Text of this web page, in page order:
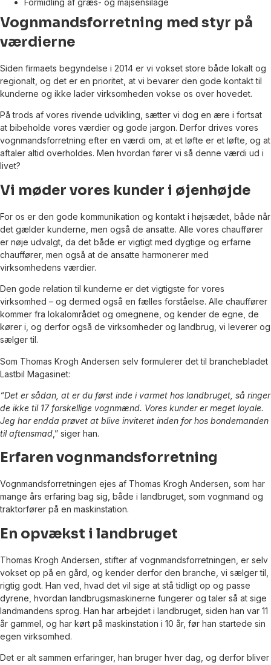
Formidling af græs- og majsensilage
Vognmandsforretning med styr på
værdierne
Siden firmaets begyndelse i 2014 er vi vokset store både lokalt og
regionalt, og det er en prioritet, at vi bevarer den gode kontakt til
kunderne og ikke lader virksomheden vokse os over hovedet.
På trods af vores rivende udvikling, sætter vi dog en ære i fortsat
at bibeholde vores værdier og gode jargon. Derfor drives vores
vognmandsforretning efter en værdi om, at et løfte er et løfte, og at
aftaler altid overholdes. Men hvordan fører vi så denne værdi ud i
livet?
Vi møder vores kunder i øjenhøjde
For os er den gode kommunikation og kontakt i højsædet, både når
det gælder kunderne, men også de ansatte. Alle vores chauffører
er nøje udvalgt, da det både er vigtigt med dygtige og erfarne
chauffører, men også at de ansatte harmonerer med
virksomhedens værdier.
Den gode relation til kunderne er det vigtigste for vores
virksomhed – og dermed også en fælles forståelse. Alle chauffører
kommer fra lokalområdet og omegnene, og kender de egne, de
kører i, og derfor også de virksomheder og landbrug, vi leverer og
sælger til.
Som Thomas Krogh Andersen selv formulerer det til branchebladet
Lastbil Magasinet:
“Det er sådan, at er du først inde i varmet hos landbruget, så ringer
de ikke til 17 forskellige vognmænd. Vores kunder er meget loyale.
Jeg har endda prøvet at blive inviteret inden for hos bondemanden
til aftensmad ,” siger han.
Erfaren vognmandsforretning
Vognmandsforretningen ejes af Thomas Krogh Andersen, som har
mange års erfaring bag sig, både i landbruget, som vognmand og
traktorfører på en maskinstation.
En opvækst i landbruget
Thomas Krogh Andersen, stifter af vognmandsforretningen, er selv
vokset op på en gård, og kender derfor den branche, vi sælger til,
rigtig godt. Han ved, hvad det vil sige at stå tidligt op og passe
dyrene, hvordan landbrugsmaskinerne fungerer og taler så at sige
landmandens sprog. Han har arbejdet i landbruget, siden han var 11
år gammel, og har kørt på maskinstation i 10 år, før han startede sin
egen virksomhed.
Det er alt sammen erfaringer, han bruger hver dag, og derfor bliver